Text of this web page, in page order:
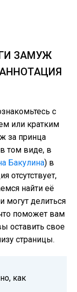
ЗАМУЖ
с
или кратким
за принца
том виде, в
Бакулина) в
отсутствует,
найти её
могут делиться
поможет вам
оставить свое
страницы.
как